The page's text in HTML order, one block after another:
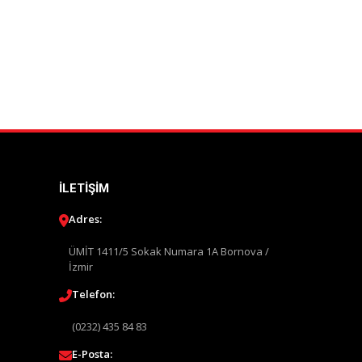
İLETIŞIM
Adres:
ÜMİT 1411/5 Sokak Numara 1A Bornova /
İzmir
Telefon:
(0232) 435 84 83
E-Posta: